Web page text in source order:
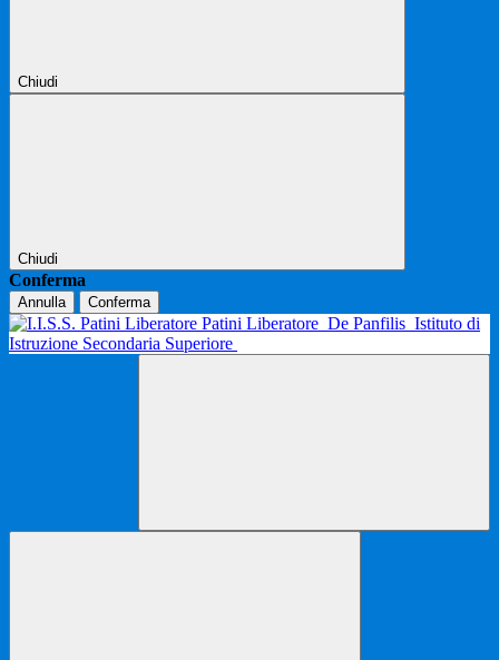
Chiudi
Chiudi
Conferma
Annulla Conferma
Patini Liberatore De Panfilis Istituto di
Istruzione Secondaria Superiore